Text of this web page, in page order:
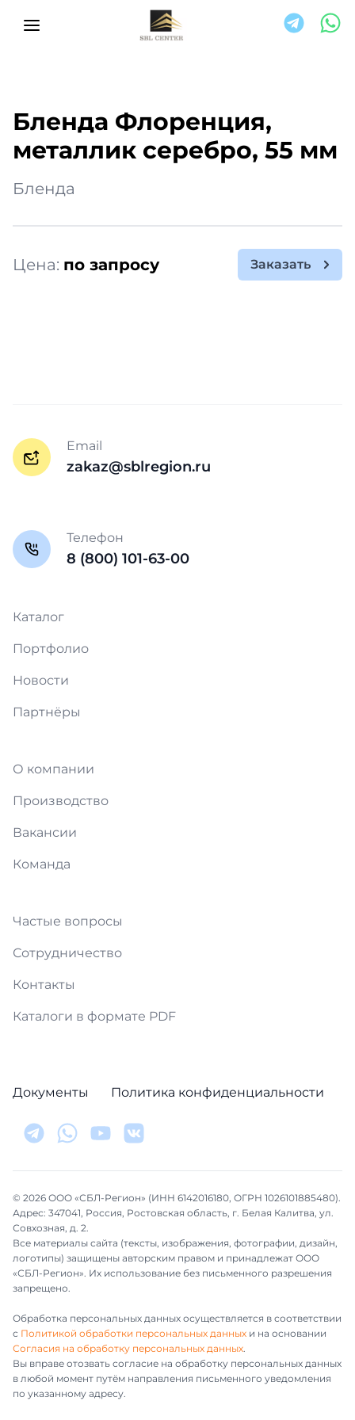
Бленда Флоренция,
металлик серебро, 55 мм
Бленда
Цена: по запросу Заказать
Email
zakaz@sblregion.ru
Телефон
8 (800) 101-63-00
Каталог
Портфолио
Новости
Партнёры
О компании
Производство
Вакансии
Команда
Частые вопросы
Сотрудничество
Контакты
Каталоги в формате PDF
Документы Политика конфиденциальности
© 2026 ООО «СБЛ-Регион» (ИНН 6142016180, ОГРН 1026101885480).
Адрес: 347041, Россия, Ростовская область, г. Белая Калитва, ул.
Совхозная, д. 2.
Все материалы сайта (тексты, изображения, фотографии, дизайн,
логотипы) защищены авторским правом и принадлежат ООО
«СБЛ-Регион». Их использование без письменного разрешения
запрещено.
Обработка персональных данных осуществляется в соответствии
с Политикой обработки персональных данных и на основании
Согласия на обработку персональных данных.
Вы вправе отозвать согласие на обработку персональных данных
в любой момент путём направления письменного уведомления
по указанному адресу.